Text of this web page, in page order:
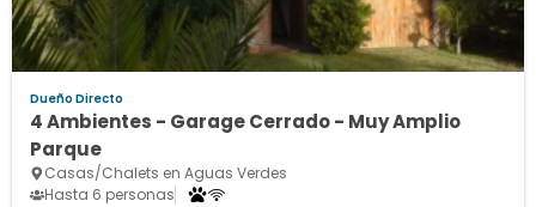
Dueño Directo
4 Ambientes - Garage Cerrado - Muy Amplio
Parque
Casas/Chalets en Aguas Verdes
Hasta 6 personas